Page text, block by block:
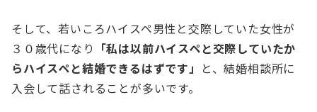
そして、若いころハイスペ男性と交際していた女性が
３０歳代になり 「私は以前ハイスペと交際していたか
らハイスペと結婚できるはずです」 と、結婚相談所に
入会して話されることが多いです。